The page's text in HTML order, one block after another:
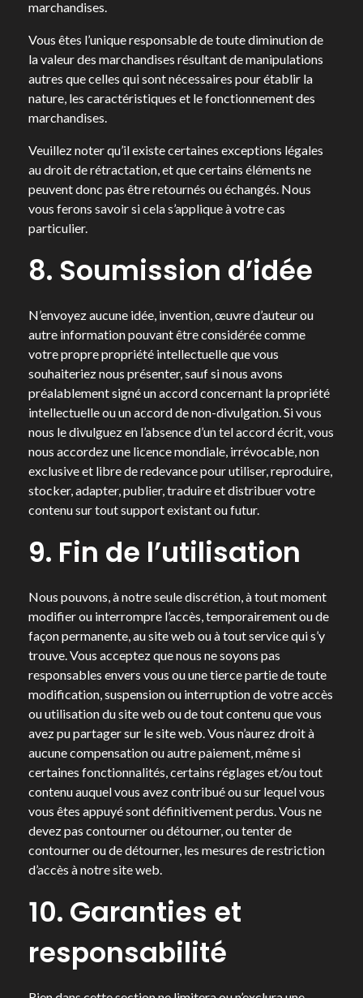
marchandises.
Vous êtes l’unique responsable de toute diminution de
la valeur des marchandises résultant de manipulations
autres que celles qui sont nécessaires pour établir la
nature, les caractéristiques et le fonctionnement des
marchandises.
Veuillez noter qu’il existe certaines exceptions légales
au droit de rétractation, et que certains éléments ne
peuvent donc pas être retournés ou échangés. Nous
vous ferons savoir si cela s’applique à votre cas
particulier.
8. Soumission d’idée
N’envoyez aucune idée, invention, œuvre d’auteur ou
autre information pouvant être considérée comme
votre propre propriété intellectuelle que vous
souhaiteriez nous présenter, sauf si nous avons
préalablement signé un accord concernant la propriété
intellectuelle ou un accord de non-divulgation. Si vous
nous le divulguez en l’absence d’un tel accord écrit, vous
nous accordez une licence mondiale, irrévocable, non
exclusive et libre de redevance pour utiliser, reproduire,
stocker, adapter, publier, traduire et distribuer votre
contenu sur tout support existant ou futur.
9. Fin de l’utilisation
Nous pouvons, à notre seule discrétion, à tout moment
modifier ou interrompre l’accès, temporairement ou de
façon permanente, au site web ou à tout service qui s’y
trouve. Vous acceptez que nous ne soyons pas
responsables envers vous ou une tierce partie de toute
modification, suspension ou interruption de votre accès
ou utilisation du site web ou de tout contenu que vous
avez pu partager sur le site web. Vous n’aurez droit à
aucune compensation ou autre paiement, même si
certaines fonctionnalités, certains réglages et/ou tout
contenu auquel vous avez contribué ou sur lequel vous
vous êtes appuyé sont définitivement perdus. Vous ne
devez pas contourner ou détourner, ou tenter de
contourner ou de détourner, les mesures de restriction
d’accès à notre site web.
10. Garanties et
responsabilité